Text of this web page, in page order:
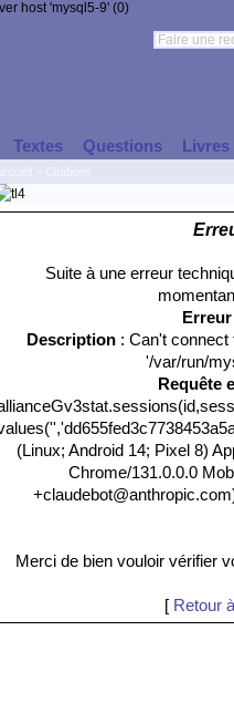
host 'mysql5-9' (0)
Textes Questions Livres
Suite à une erreur
Description: Can't connect
'/var/run/
Requête
(Linux; Android 14; Pixel 8)
Chrome/131.0.0.0
Merci de bien vouloir vérifier
[ Retour